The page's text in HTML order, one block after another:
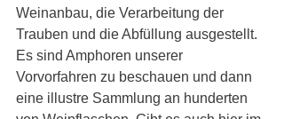
Weinanbau, die Verarbeitung der
Trauben und die Abfüllung ausgestellt.
Es sind Amphoren unserer
Vorvorfahren zu beschauen und dann
eine illustre Sammlung an hunderten